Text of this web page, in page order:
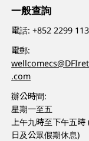
一般查詢
電話:+852 2299
電郵:
.com
辦公時間:
星期一至五
上午九時至下午五時
日及公眾假期休息)